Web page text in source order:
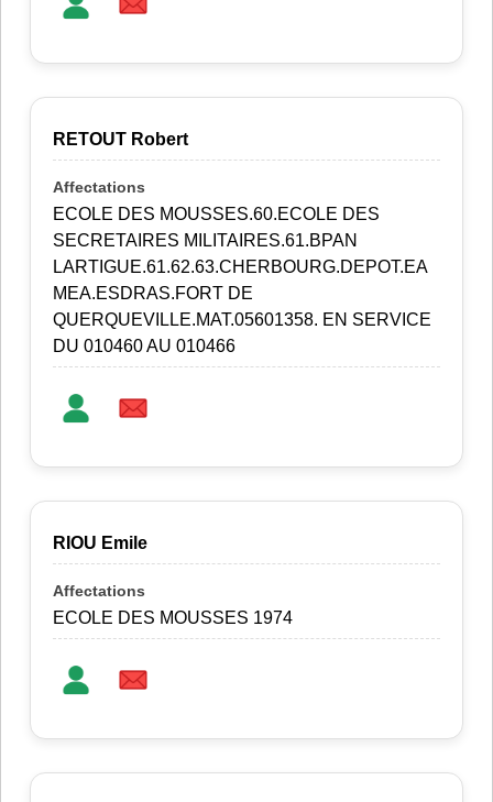
RETOUT Robert
ECOLE DES MOUSSES.60.ECOLE DES
SECRETAIRES MILITAIRES.61.BPAN
LARTIGUE.61.62.63.CHERBOURG.DEPOT.EA
MEA.ESDRAS.FORT DE
QUERQUEVILLE.MAT.05601358. EN SERVICE
DU 010460 AU 010466
RIOU Emile
ECOLE DES MOUSSES 1974